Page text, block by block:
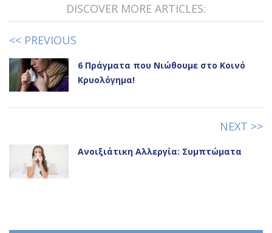
DISCOVER MORE ARTICLES:
<< PREVIOUS
6 Πράγματα που Νιώθουμε στο Κοινό
Κρυολόγημα!
NEXT >>
Ανοιξιάτικη Αλλεργία: Συμπτώματα